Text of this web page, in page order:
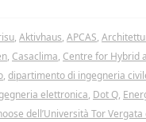
, Aktivhaus, APCAS,
, Casaclima, Centre for Hybrid
, dipartimento di ingegneria
elettronica, Dot Q,
dell’Università Tor Vergata